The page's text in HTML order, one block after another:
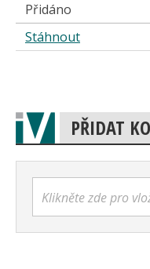
Přidáno
Stáhnout
PŘIDAT
Klikněte zde pro